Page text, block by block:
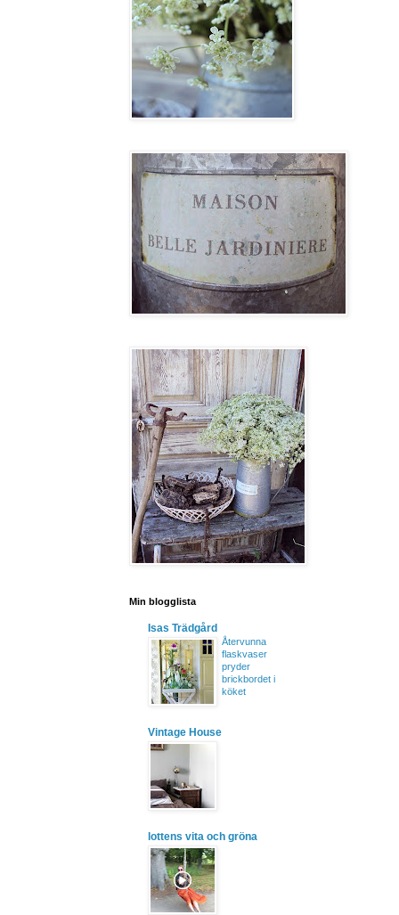
Min blogglista
Isas Trädgård
Återvunna
flaskvaser
pryder
brickbordet i
köket
Vintage House
lottens vita och gröna